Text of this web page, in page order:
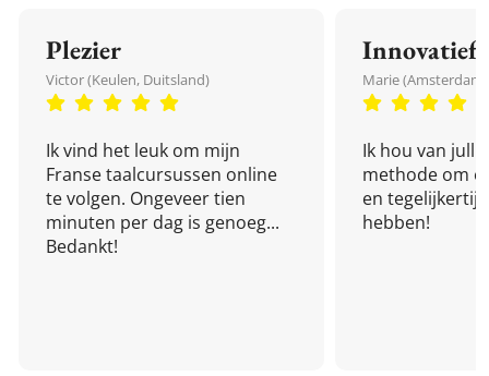
Plezier
Victor (Keulen, Duitsland)
Ik vind het leuk om mijn
Franse taalcursussen online
te volgen. Ongeveer tien
minuten per dag is genoeg...
Bedankt!
Innovatief
Marie
Ik hou van
methode om
en
hebben!